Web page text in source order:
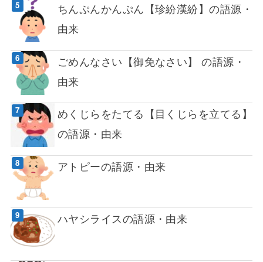
ちんぷんかんぷん【珍紛漢紛】の語源・
由来
ごめんなさい【御免なさい】 の語源・
由来
めくじらをたてる【目くじらを立てる】
の語源・由来
アトピーの語源・由来
ハヤシライスの語源・由来